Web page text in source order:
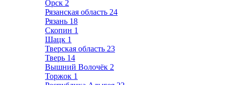
Орск 2
Рязанская область 24
Рязань 18
Скопин 1
Шацк 1
Тверская область 23
Тверь 14
Вышний Волочёк 2
Торжок 1